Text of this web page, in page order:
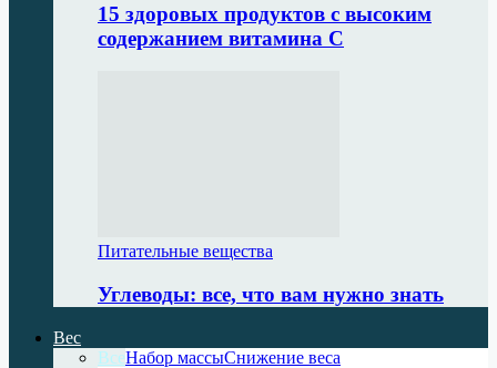
15 здоровых продуктов с высоким
содержанием витамина С
Питательные вещества
Углеводы: все, что вам нужно знать
Вес
ВсеНабор массыСнижение веса